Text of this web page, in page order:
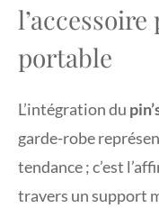
portable
L’intégration du
garde-robe
tendance ; c’est
travers un support